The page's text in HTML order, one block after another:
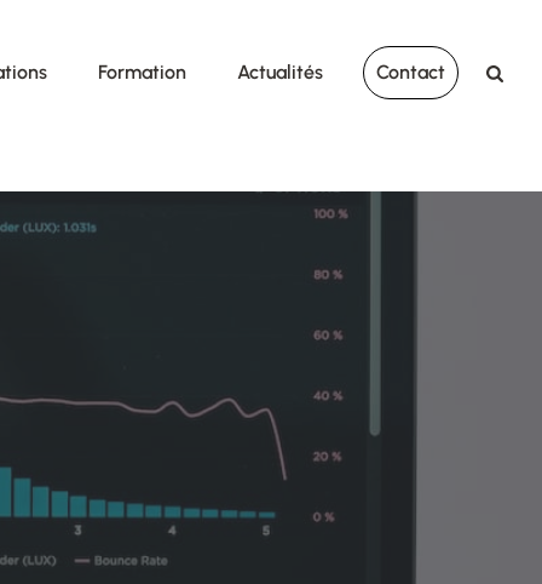
Formation Actualités Contact